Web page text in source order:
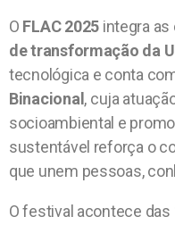
O FLAC 2025 integra
de transformação da
tecnológica e conta
Binacional , cuja
socioambiental e
sustentável reforça o
que unem pessoas,
O festival acontece das